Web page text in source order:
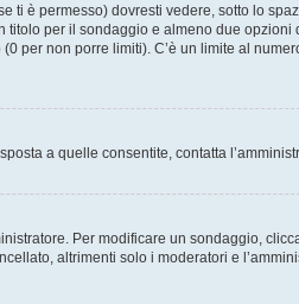
è permesso) dovresti vedere, sotto lo
per il sondaggio e almeno due opzioni
per non porre limiti). C’è un limite al
a quelle consentite, contatta
Per modificare un sondaggio,
altrimenti solo i moderatori e